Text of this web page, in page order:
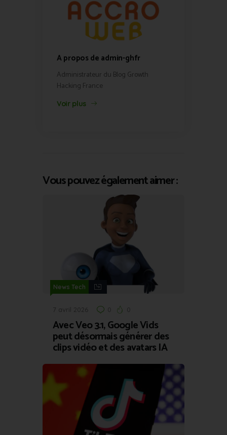
A propos de admin-ghfr
Administrateur du Blog Growth
Hacking France
Voir plus
Vous pouvez également aimer :
News Tech
7 avril 2026 0 0
Avec Veo 3.1, Google Vids
peut désormais générer des
clips vidéo et des avatars IA